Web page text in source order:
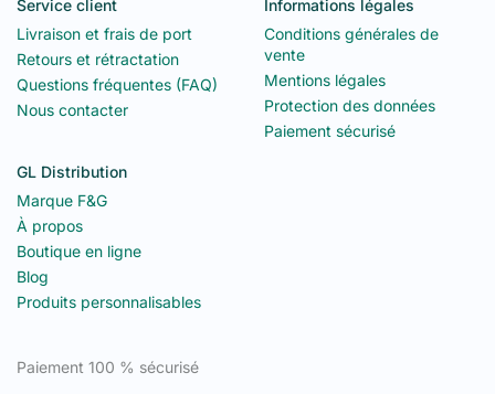
Service client
Livraison et frais de port
Retours et rétractation
Questions fréquentes (FAQ)
Nous contacter
Informations légales
Conditions générales de
vente
Mentions légales
Protection des données
Paiement sécurisé
GL Distribution
Marque F&G
À propos
Boutique en ligne
Blog
Produits personnalisables
Paiement 100 % sécurisé